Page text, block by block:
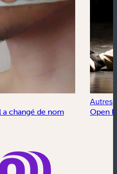
a changé de nom
Autres
Open